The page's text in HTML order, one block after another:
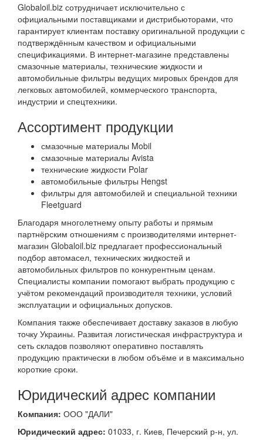
Globaloil.biz сотрудничает исключительно с
официальными поставщиками и дистрибьюторами, что
гарантирует клиентам поставку оригинальной продукции с
подтверждённым качеством и официальными
спецификациями. В интернет-магазине представлены
смазочные материалы, технические жидкости и
автомобильные фильтры ведущих мировых брендов для
легковых автомобилей, коммерческого транспорта,
индустрии и спецтехники.
Ассортимент продукции
смазочные материалы Mobil
смазочные материалы Avista
технические жидкости Polar
автомобильные фильтры Hengst
фильтры для автомобилей и специальной техники
Fleetguard
Благодаря многолетнему опыту работы и прямым
партнёрским отношениям с производителями интернет-
магазин Globaloil.biz предлагает профессиональный
подбор автомасел, технических жидкостей и
автомобильных фильтров по конкурентным ценам.
Специалисты компании помогают выбрать продукцию с
учётом рекомендаций производителя техники, условий
эксплуатации и официальных допусков.
Компания также обеспечивает доставку заказов в любую
точку Украины. Развитая логистическая инфраструктура и
сеть складов позволяют оперативно поставлять
продукцию практически в любом объёме и в максимально
короткие сроки.
Юридический адрес компании
Компания: ООО "ДАЛИ"
Юридический адрес: 01033, г. Киев, Печерский р-н, ул.